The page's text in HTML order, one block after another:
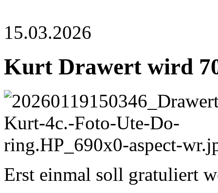
15.03.2026
Kurt Drawert wird
Erst einmal soll gratuliert